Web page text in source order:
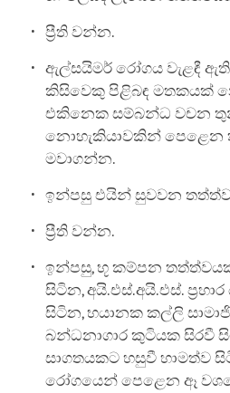
ප්‍රීති වන්න.
ඇල්සයිමර් රෝගය වැළඳී
කිසිවෙකු පිළිබඳ මතකයක්
එකිනෙක සම්බන්ධ වචන
‍නොහැකියාවකින් පෙළෙන
මවාගන්න.
ඉන්පසු එයින් සුවවන
ප්‍රීති වන්න.
ඉන්පසු, භූ කම්පන
සිටින, අයි.එස්.අයි.එස්.
සිටින, භයානක කල්ලි
බන්ධනාගාර කුටියක සිරවී
සාගතයකට හසුවී හාමත්ව
රෝගයෙන් පෙළෙන ඈ